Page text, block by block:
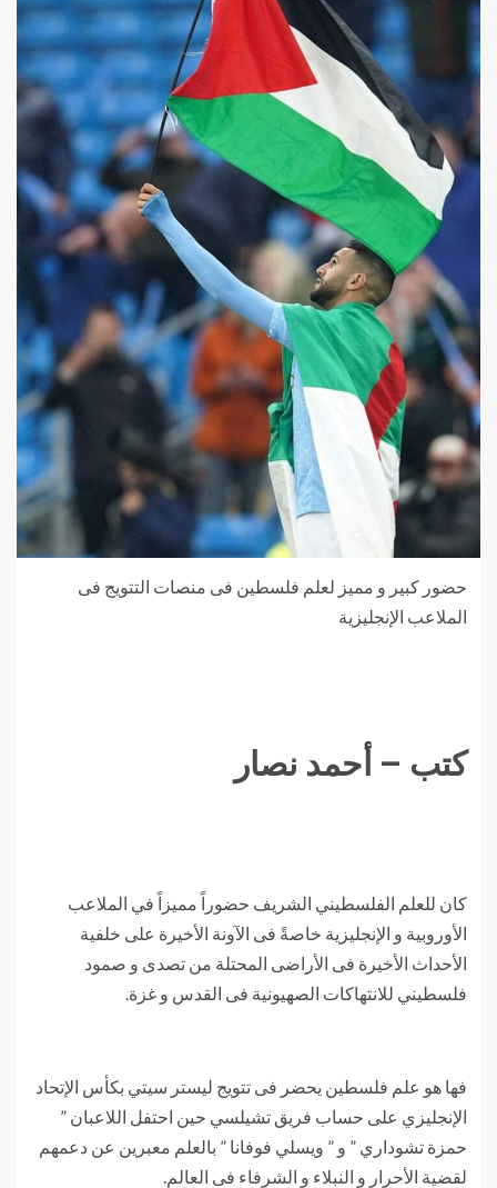
حضور كبير و مميز لعلم فلسطين فى منصات التتويج فى
الملاعب الإنجليزية
كتب – أحمد نصار
كان للعلم الفلسطيني الشريف حضوراً مميزاً في الملاعب
الأوروبية و الإنجليزية خاصةً فى الآونة الأخيرة على خلفية
الأحداث الأخيرة فى الأراضى المحتلة من تصدى و صمود
فلسطيني للانتهاكات الصهيونية فى القدس و غزة.
فها هو علم فلسطين يحضر فى تتويج ليستر سيتي بكأس الإتحاد
الإنجليزي على حساب فريق تشيلسي حين احتفل اللاعبان ”
حمزة تشوداري ” و ” ويسلي فوفانا ” بالعلم معبرين عن دعمهم
لقضية الأحرار و النبلاء و الشرفاء فى العالم.